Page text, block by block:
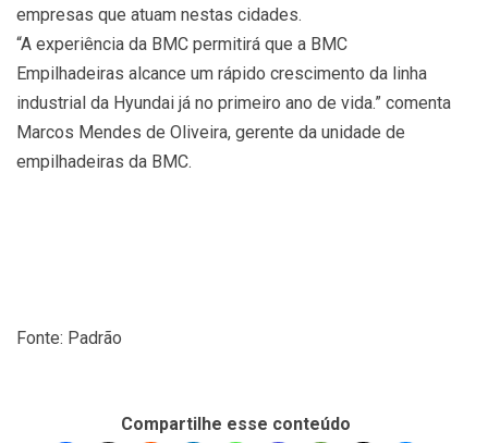
empresas que atuam nestas cidades.
“A experiência da BMC permitirá que a BMC
Empilhadeiras alcance um rápido crescimento da linha
industrial da Hyundai já no primeiro ano de vida.” comenta
Marcos Mendes de Oliveira, gerente da unidade de
empilhadeiras da BMC.
Fonte: Padrão
Compartilhe esse conteúdo